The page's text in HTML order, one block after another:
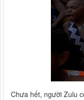
Chưa hết, người Zulu